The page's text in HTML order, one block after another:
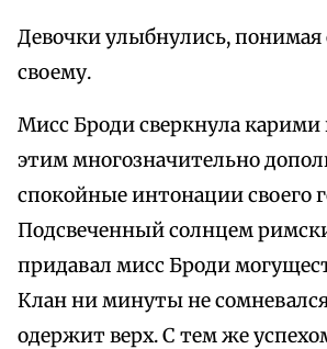
Девочки улыбнулись, понимая
своему.
Мисс Броди сверкнула карими
этим многозначительно
спокойные интонации своего
Подсвеченный солнцем
придавал мисс Броди
Клан ни минуты не
одержит верх. С тем же